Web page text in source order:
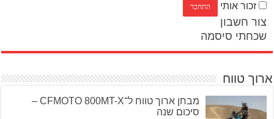
זכור אותי
צור חשבון
שכחתי סיסמה
ארוך טווח
מבחן ארוך טווח ל־CFMOTO 800MT-X –
סיכום שנה